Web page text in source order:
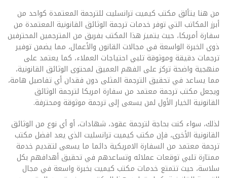
من هنا يتألق مكتب كيميت ترانسليت للترجمة المعتمدة كواحد من
أبرز المكاتب التي توفر خدمات ترجمة الوثائق القانونية المعتمدة من
سفارة أمريكا، حيث يتميز هذا المكتب بفريق من المترجمين المحترفين
ذوي الخبرة الواسعة في مجالات القانون والأعمال، مما يضمن توفير
ترجمات دقيقة وموثوقة تلبي احتياجات العملاء، كما يعتمد على
منهجية واضحة تركز على الفهم العميق لمحتوى الوثائق القانونية،
مما يساعد في تحقيق الترجمة المثلى دون فقدان أي تفاصيل هامة،
ويجعل مكتب ترجمة معتمد من سفارة امريكا لترجمة الوثائق
القانونية الخيار الأول لمن يسعى إلى ترجمة موثوقة ومحترفة.
لذلك، سواء كنت بحاجة لترجمة عقود، شهادات، أو أي نوع من الوثائق
القانونية الأخرى، فإن مكتب كيميت ترانسليت الذي يعد افضل مكتب
ترجمة معتمد من السفارة الامريكية دائما ما يسعى لتقديم خدمة
ممتازة تلبي توقعات عملائه وتساعدهم في تحقيق أهدافهم بكل
سلاسة، حيث تتمتع خدمات مكتب كيميت بخبرة واسعة في مجال